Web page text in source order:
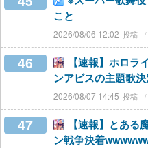
こと
2026/08/06 12:02
46
【速報】ホロ
ンアビスの主題歌
2026/08/07 14:45
47
【速報】とある
ン戦争決着